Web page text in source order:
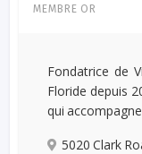
MEMBRE OR
Fondatrice de
Floride depuis
qui
5020 Clark